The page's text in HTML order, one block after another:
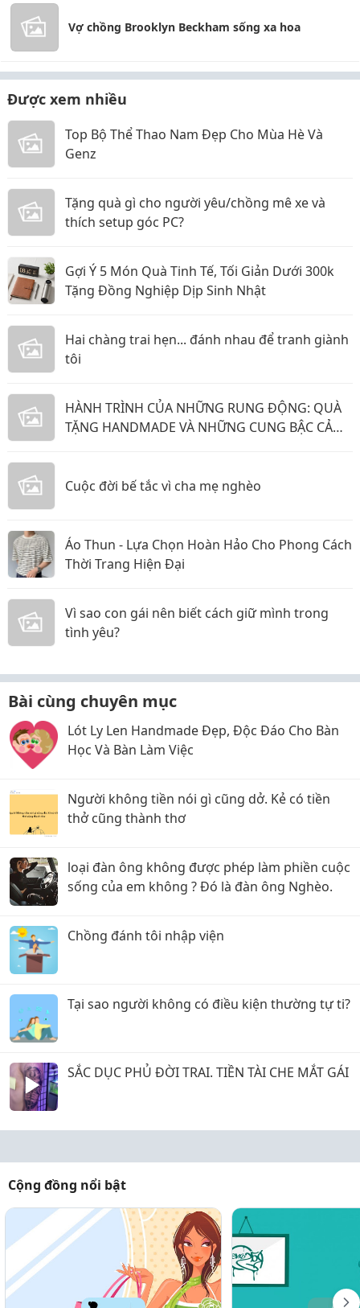
Vợ chồng Brooklyn Beckham sống xa hoa
Được xem nhiều
Top Bộ Thể Thao Nam Đẹp Cho Mùa Hè Và
Genz
Tặng quà gì cho người yêu/chồng mê xe và
thích setup góc PC?
Gợi Ý 5 Món Quà Tinh Tế, Tối Giản Dưới 300k
Tặng Đồng Nghiệp Dịp Sinh Nhật
Hai chàng trai hẹn... đánh nhau để tranh giành
tôi
HÀNH TRÌNH CỦA NHỮNG RUNG ĐỘNG: QUÀ
TẶNG HANDMADE VÀ NHỮNG CUNG BẬC CẢM
Cuộc đời bế tắc vì cha mẹ nghèo
Áo Thun - Lựa Chọn Hoàn Hảo Cho Phong Cách
Thời Trang Hiện Đại
Vì sao con gái nên biết cách giữ mình trong
tình yêu?
Bài cùng chuyên mục
Lót Ly Len Handmade Đẹp, Độc Đáo Cho Bàn
Học Và Bàn Làm Việc
Người không tiền nói gì cũng dở. Kẻ có tiền
thở cũng thành thơ
loại đàn ông không được phép làm phiền cuộc
sống của em không ? Đó là đàn ông Nghèo.
Chồng đánh tôi nhập viện
Tại sao người không có điều kiện thường tự ti?
SẮC DỤC PHỦ ĐỜI TRAI. TIỀN TÀI CHE MẮT GÁI
Cộng đồng nổi bật